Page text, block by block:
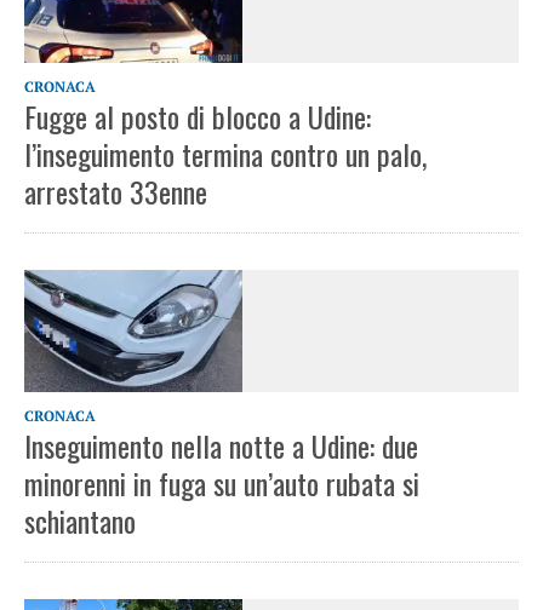
CRONACA
Fugge al posto di blocco a Udine:
l’inseguimento termina contro un palo,
arrestato 33enne
CRONACA
Inseguimento nella notte a Udine: due
minorenni in fuga su un’auto rubata si
schiantano